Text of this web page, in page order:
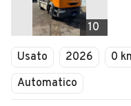
10
Usato 2026 0
Automatico